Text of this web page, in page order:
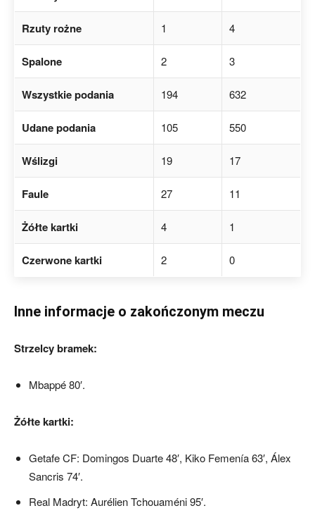
Rzuty rożne 1 4
Spalone 2 3
Wszystkie podania 194 632
Udane podania 105 550
Wślizgi 19 17
Faule 27 11
Żółte kartki 4 1
Czerwone kartki 2 0
Inne informacje o zakończonym meczu
Strzelcy bramek:
Mbappé 80′.
Żółte kartki:
Getafe CF: Domingos Duarte 48′, Kiko Femenía 63′, Álex
Sancris 74′.
Real Madryt: Aurélien Tchouaméni 95′.